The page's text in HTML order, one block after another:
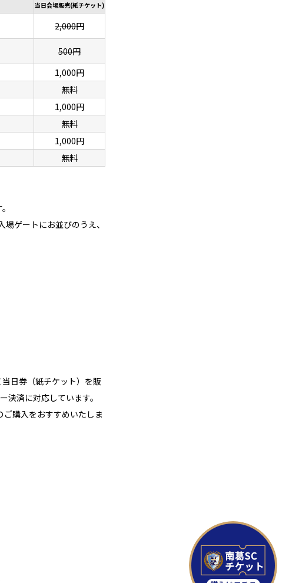
当日会場販売(紙チケット)
2,000円
500円
1,000円
無料
1,000円
無料
1,000円
無料
ゲートにお並びのうえ、
日券（紙チケット）を販
済に対応しています。
購入をおすすめいたしま